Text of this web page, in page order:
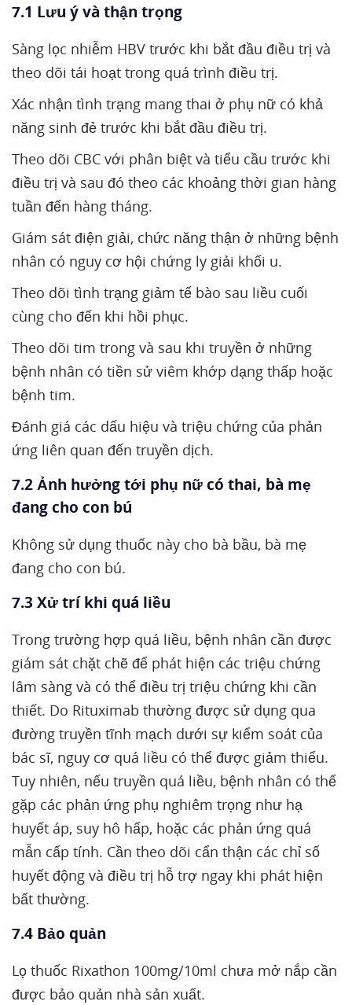
7.1 Lưu ý và thận trọng
Sàng lọc nhiễm HBV trước khi bắt đầu điều trị và
theo dõi tái hoạt trong quá trình điều trị.
Xác nhận tình trạng mang thai ở phụ nữ có khả
năng sinh đẻ trước khi bắt đầu điều trị.
Theo dõi CBC với phân biệt và tiểu cầu trước khi
điều trị và sau đó theo các khoảng thời gian hàng
tuần đến hàng tháng.
Giám sát điện giải, chức năng thận ở những bệnh
nhân có nguy cơ hội chứng ly giải khối u.
Theo dõi tình trạng giảm tế bào sau liều cuối
cùng cho đến khi hồi phục.
Theo dõi tim trong và sau khi truyền ở những
bệnh nhân có tiền sử viêm khớp dạng thấp hoặc
bệnh tim.
Đánh giá các dấu hiệu và triệu chứng của phản
ứng liên quan đến truyền dịch.
7.2 Ảnh hưởng tới phụ nữ có thai, bà mẹ
đang cho con bú
Không sử dụng thuốc này cho bà bầu, bà mẹ
đang cho con bú.
7.3 Xử trí khi quá liều
Trong trường hợp quá liều, bệnh nhân cần được
giám sát chặt chẽ để phát hiện các triệu chứng
lâm sàng và có thể điều trị triệu chứng khi cần
thiết. Do Rituximab thường được sử dụng qua
đường truyền tĩnh mạch dưới sự kiểm soát của
bác sĩ, nguy cơ quá liều có thể được giảm thiểu.
Tuy nhiên, nếu truyền quá liều, bệnh nhân có thể
gặp các phản ứng phụ nghiêm trọng như hạ
huyết áp, suy hô hấp, hoặc các phản ứng quá
mẫn cấp tính. Cần theo dõi cẩn thận các chỉ số
huyết động và điều trị hỗ trợ ngay khi phát hiện
bất thường.
7.4 Bảo quản
Lọ thuốc Rixathon 100mg/10ml chưa mở nắp cần
được bảo quản nhà sản xuất.